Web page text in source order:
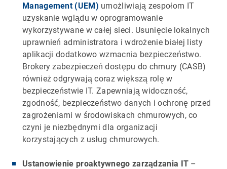
Management (UEM) umożliwiają zespołom IT
uzyskanie wglądu w oprogramowanie
wykorzystywane w całej sieci. Usunięcie lokalnych
uprawnień administratora i wdrożenie białej listy
aplikacji dodatkowo wzmacnia bezpieczeństwo.
Brokery zabezpieczeń dostępu do chmury (CASB)
również odgrywają coraz większą rolę w
bezpieczeństwie IT. Zapewniają widoczność,
zgodność, bezpieczeństwo danych i ochronę przed
zagrożeniami w środowiskach chmurowych, co
czyni je niezbędnymi dla organizacji
korzystających z usług chmurowych.
Ustanowienie proaktywnego zarządzania IT –